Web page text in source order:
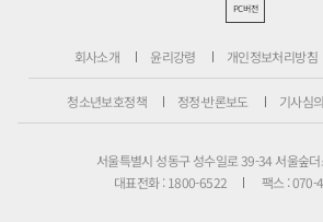
PC버전
회사소개 윤리강령 개인정보처리방침
청소년보호정책 정정·반론보도 기사심
서울특별시 성동구 성수일로 39-34 서울숲
대표전화 : 1800-6522
팩스 : 070-